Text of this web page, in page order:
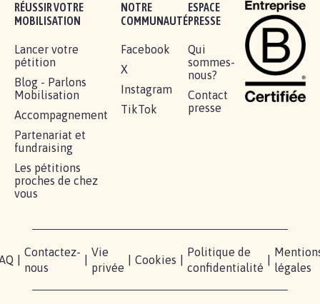
RÉUSSIR VOTRE
MOBILISATION
Lancer votre
pétition
Blog - Parlons
Mobilisation
Accompagnement
Partenariat et
fundraising
Les pétitions
proches de chez
vous
NOTRE
COMMUNAUTÉ
Facebook
X
Instagram
TikTok
ESPACE
PRESSE
Qui
sommes-
nous?
Contact
presse
Contactez-
nous
Vie
privée
Cookies
Politique de
confidentialité
légales